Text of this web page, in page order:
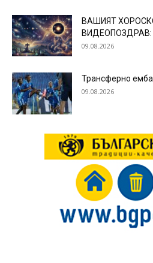
ВАШИЯТ
ВИДЕОПОЗДРАВ:
09.08.2026
Трансферно
09.08.2026